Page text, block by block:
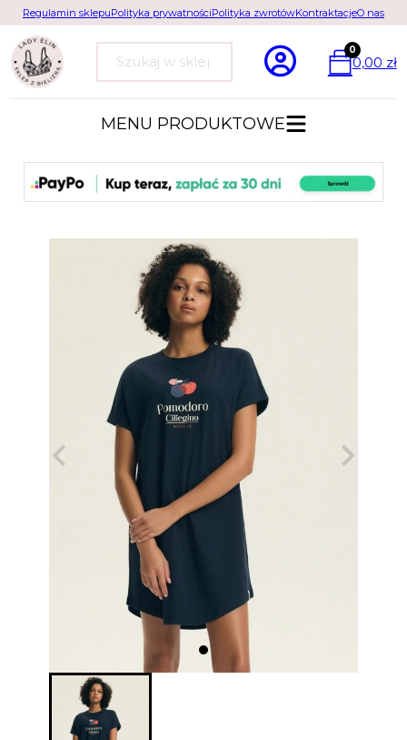
Regulamin sklepuPolityka prywatnościPolityka zwrotówKontraktacjeO nas
Szukaj
0
0,00 zł
MENU PRODUKTOWE